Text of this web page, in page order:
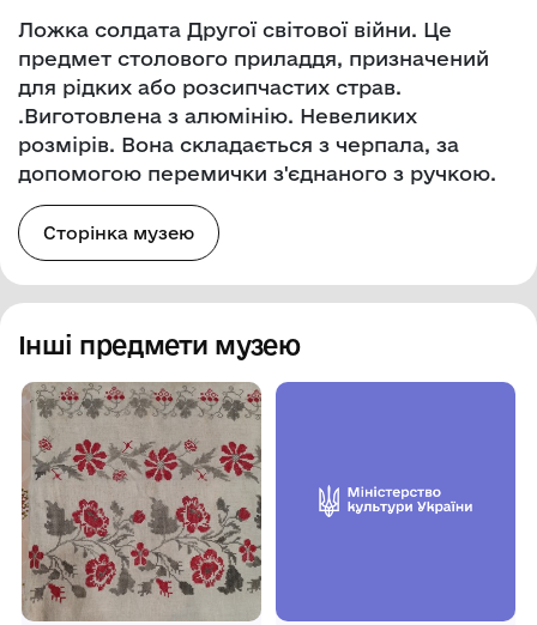
Ложка солдата Другої світової війни. Це
предмет столового приладдя, призначений
для рідких або розсипчастих страв.
.Виготовлена з алюмінію. Невеликих
розмірів. Вона складається з черпала, за
допомогою перемички з'єднаного з ручкою.
Сторінка музею
Інші предмети музею